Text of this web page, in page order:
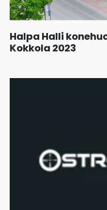
Halpa Halli
Kokkola 2023